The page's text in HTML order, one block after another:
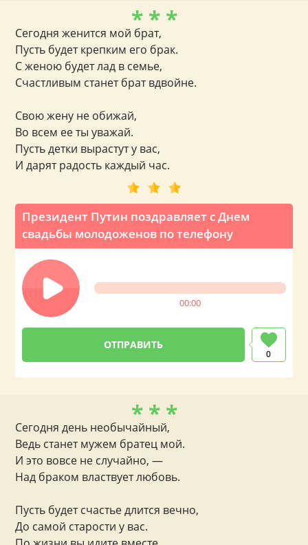
Президент Путин поздравляет с Днем
свадьбы молодоженов по телефону
00:00
0
* * *
Сегодня женится мой брат,
Пусть будет крепким его брак.
С женою будет лад в семье,
Счастливым станет брат вдвойне.
Свою жену не обижай,
Во всем ее ты уважай.
Пусть детки вырастут у вас,
И дарят радость каждый час.
* * *
Сегодня день необычайный,
Ведь станет мужем братец мой.
И это вовсе не случайно, —
Над браком властвует любовь.
Пусть будет счастье длится вечно,
До самой старости у вас.